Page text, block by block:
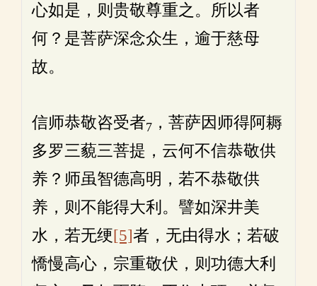
心如是，则贵敬尊重之。所以者
何？是菩萨深念众生，逾于慈母
故。
信师恭敬咨受者7 ，菩萨因师得阿耨
多罗三藐三菩提，云何不信恭敬供
养？师虽智德高明，若不恭敬供
养，则不能得大利。譬如深井美
水，若无绠[5]者，无由得水；若破
憍慢高心，宗重敬伏，则功德大利